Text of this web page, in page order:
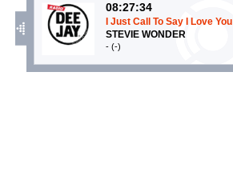
08:27:34
I Just Call To Say I Love You
STEVIE WONDER
- (-)